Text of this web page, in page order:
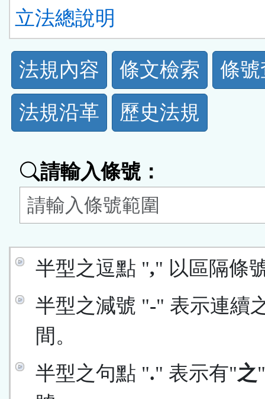
立法總說明
法
規
功
按
鈕
法規內容 條文檢索
條
法規沿革
歷史法規
請輸入條號：
半型之逗點 "," 以區隔條
半型之減號 "-" 表示連續
間。
半型之句點 "." 表示有"之